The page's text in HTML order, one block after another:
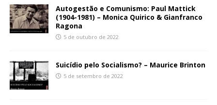
Autogestão e Comunismo: Paul Mattick
(1904-1981) – Monica Quirico & Gianfranco
Ragona
5 de outubro de 2022
Suicídio pelo Socialismo? – Maurice Brinton
5 de setembro de 2022